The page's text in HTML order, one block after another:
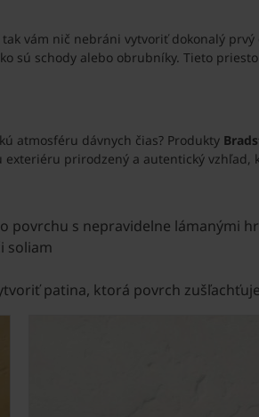
vám nič nebráni vytvoriť dokonalý
sú schody alebo obrubníky. Tieto
atmosféru dávnych čias? Produkty
prirodzený a autentický vzhľad,
povrchu s nepravidelne lámanými
soliam
patina, ktorá povrch